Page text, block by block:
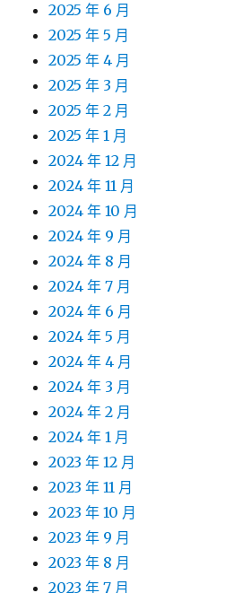
2025 年 6 月
2025 年 5 月
2025 年 4 月
2025 年 3 月
2025 年 2 月
2025 年 1 月
2024 年 12 月
2024 年 11 月
2024 年 10 月
2024 年 9 月
2024 年 8 月
2024 年 7 月
2024 年 6 月
2024 年 5 月
2024 年 4 月
2024 年 3 月
2024 年 2 月
2024 年 1 月
2023 年 12 月
2023 年 11 月
2023 年 10 月
2023 年 9 月
2023 年 8 月
2023 年 7 月